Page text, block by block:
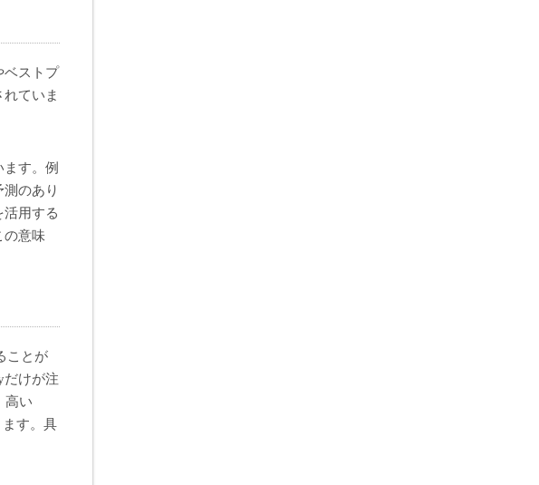
ベストプ
ていま
す。例
のあり
用する
の意味
ことが
だけが注
高い
す。具